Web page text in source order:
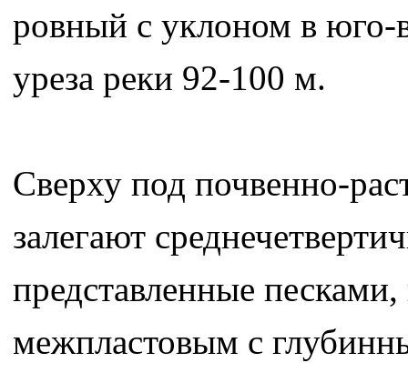
ровный с уклоном в юго-
уреза реки 92-100 м.
Сверху под почвенно-
залегают
представленные
межпластовым с